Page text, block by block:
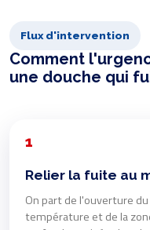
Flux d'intervention
Comment
une douche qui
1
Relier la fuite au
On part de l'ouverture
température et de la